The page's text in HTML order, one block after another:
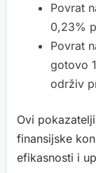
Povrat
0,23%
Povrat
gotovo
održiv
Ovi
finansijske
efikasnosti i